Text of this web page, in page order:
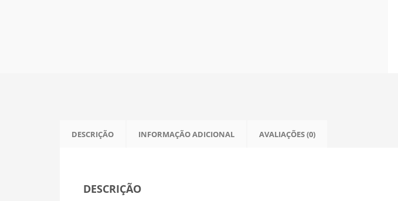
DESCRIÇÃO INFORMAÇÃO ADICIONAL AVALIAÇÕES (0)
DESCRIÇÃO